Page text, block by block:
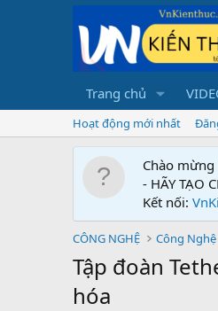
Trang chủ
Hoạt động mới nhất
Chào
- HÃY TẠO
Kết nối:
CÔNG NGHỆ Công
Tập đoàn
hóa